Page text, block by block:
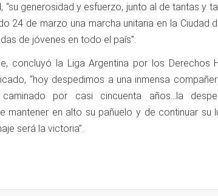
“su generosidad y esfuerzo, junto al de tantas y
24 de marzo una marcha unitaria en la Ciudad
de jóvenes en todo el país”.
concluyó la Liga Argentina por los Derechos
“hoy despedimos a una inmensa
por casi cincuenta años...la
mantener en alto su pañuelo y de continuar su
será la victoria”.